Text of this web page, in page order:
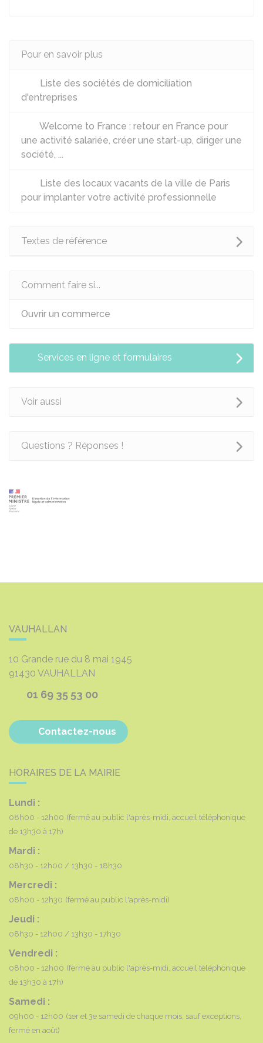
Pour en savoir plus
Liste des sociétés de domiciliation
d'entreprises
Welcome to France : retour en France pour
une activité salariée, créer une start-up, diriger une
société, ...
Liste des locaux vacants de la ville de Paris
pour implanter votre activité professionnelle
Textes de référence
Comment faire si...
Ouvrir un commerce
Services en ligne et formulaires
Voir aussi
Questions ? Réponses !
VAUHALLAN
10 Grande rue du 8 mai 1945
91430 VAUHALLAN
01 69 35 53 00
Contactez-nous
HORAIRES DE LA MAIRIE
Lundi :
08h00 - 12h00 (fermé au public l'après-midi, accueil téléphonique
de 13h30 à 17h)
Mardi :
08h30 - 12h00 13h30 - 18h30
Mercredi :
08h00 - 12h30 (fermé au public l'après-midi)
Jeudi :
08h30 - 12h00 13h30 - 17h30
Vendredi :
08h00 - 12h00 (fermé au public l'après-midi, accueil téléphonique
de 13h30 à 17h)
Samedi :
09h00 - 12h00 (1er et 3e samedi de chaque mois, sauf exceptions,
fermé en août)